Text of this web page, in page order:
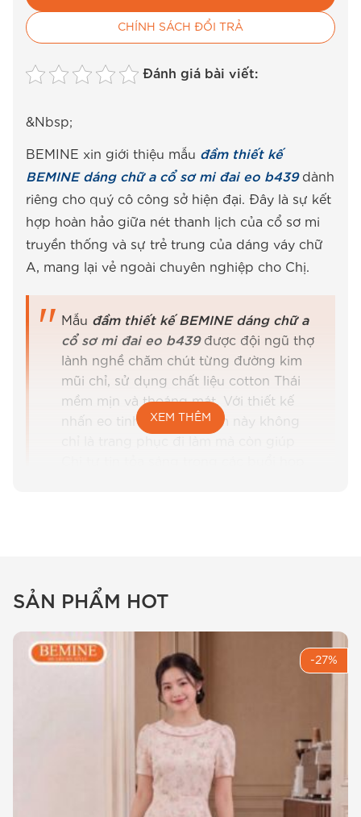
CHÍNH SÁCH ĐỔI TRẢ
Đánh giá bài viết:
&Nbsp;
BEMINE xin giới thiệu mẫu đầm thiết kế
BEMINE dáng chữ a cổ sơ mi đai eo b439dành
riêng cho quý cô công sở hiện đại. Đây là sự kết
hợp hoàn hảo giữa nét thanh lịch của cổ sơ mi
truyền thống và sự trẻ trung của dáng váy chữ
A, mang lại vẻ ngoài chuyên nghiệp cho Chị.
Mẫu đầm thiết kế BEMINE dáng chữ a
cổ sơ mi đai eo b439được đội ngũ thợ
lành nghề chăm chút từng đường kim
mũi chỉ, sử dụng chất liệu cotton Thái
mềm mịn và thoáng mát. Với thiết kế
nhấn eo tinh tế, chiếc đầm này không
đai eo b439
Khi thực hiện bản vẽ cho mẫu
BEMINE dáng chữ a cổ sơ mi đai eo b439
, đội
ngũ thiết kế của BEMINE đã dành nhiều tuần để
nghiên cứu về cử động của phụ nữ văn phòng
Việt Nam. Chị em thường phải ngồi làm việc liên
tục 8 tiếng, nên vấn đề lớn nhất chính là sự gò
bó ở vùng bụng và đùi. Chính vì vậy, mẫuđầm
công sở dáng chữ A này được ra đời như một
XEM THÊM
SẢN PHẨM HOT
-27%